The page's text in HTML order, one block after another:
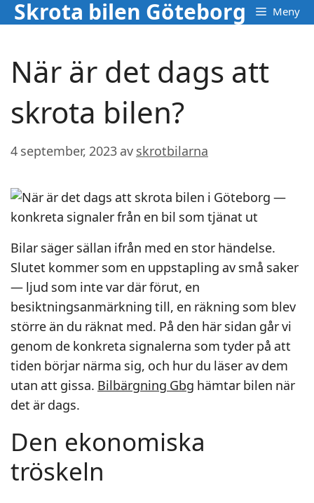
Hoppa
till
Skrota bilen Göteborg Meny
När är det dags att
skrota bilen?
4 september, 2023 av skrotbilarna
Bilar säger sällan ifrån med en stor händelse.
Slutet kommer som en uppstapling av små saker
— ljud som inte var där förut, en
besiktningsanmärkning till, en räkning som blev
större än du räknat med. På den här sidan går vi
genom de konkreta signalerna som tyder på att
tiden börjar närma sig, och hur du läser av dem
utan att gissa. Bilbärgning Gbg hämtar bilen när
det är dags.
Den ekonomiska
tröskeln